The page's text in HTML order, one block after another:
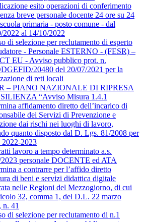
esito operazioni di conferimento
breve personale docente 24 ore su 24
primaria - posto comune - dal
2022 al 14/10/2022
di selezione per reclutamento di esperto
- Personale ESTERNO - (FESR) –
EU - Avviso pubblico prot. n.
20480 del 20/07/2021 per la
di reti locali
– PIANO NAZIONALE DI RIPRESA
“Avviso Misura 1.4.1
affidamento diretto dell’incarico di
dei Servizi di Prevenzione e
dai rischi nei luoghi di lavoro,
quanto disposto dal D. Lgs. 81/2008 per
2022-2023
lavoro a tempo determinato a.s.
personale DOCENTE ed ATA
a contrarre per l’affido diretto
di beni e servizi didattica digitale
nelle Regioni del Mezzogiorno, di cui
32, comma 1, del D.L. 22 marzo
n. 41
di selezione per reclutamento di n.1